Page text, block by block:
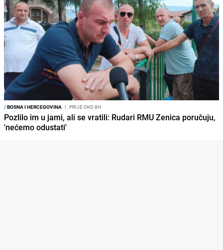
/BOSNA I HERCEGOVINA I PRIJE OKO 8H
Pozlilo im u jami, ali se vratili: Rudari RMU Zenica poručuju,
'nećemo odustati'